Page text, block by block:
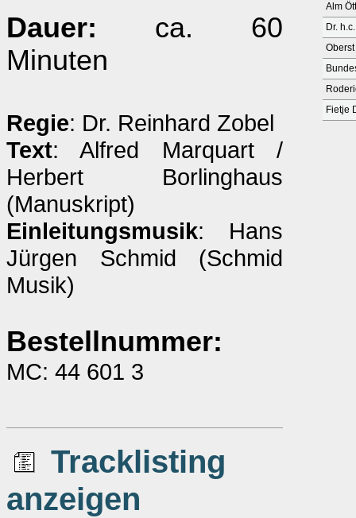
Dauer: ca. 60
Minuten
Regie: Dr. Reinhard Zobel
Text: Alfred Marquart /
Herbert Borlinghaus
(Manuskript)
Einleitungsmusik: Hans
Jürgen Schmid (Schmid
Musik)
Bestellnummer:
MC: 44 601 3
Tracklisting
anzeigen
Alm
Dr.
Fietje